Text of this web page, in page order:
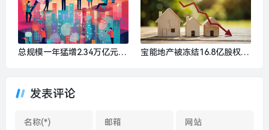
证券
总规模一年猛增2.34万亿元，
宝能地产被冻结16.8亿股权，
发表评论